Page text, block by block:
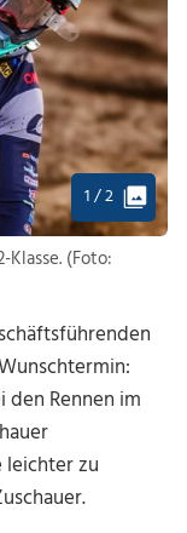
1 / 2
(Foto:
den Rennen im
leichter zu